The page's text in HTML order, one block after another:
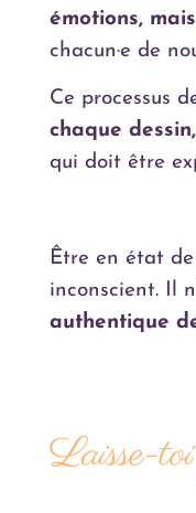
émotions,
chacun·e de
Ce processus
chaque
qui doit être
Être en état
inconscient. Il
authentique
Laisse-